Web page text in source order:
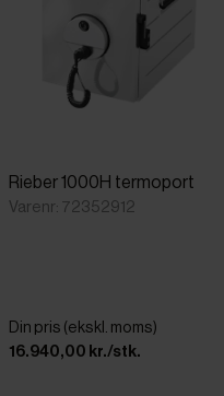
Rieber 1000H termoport
Varenr: 72352912
Din pris (ekskl. moms)
16.940,00 kr./stk.